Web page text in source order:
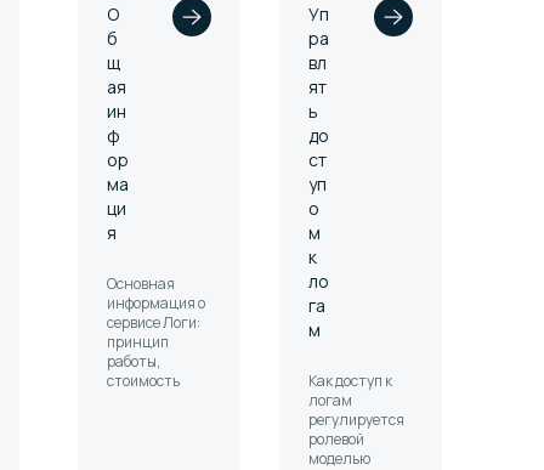
О
б
щ
ая
ин
ф
ор
ма
ци
я
Основная
информация о
сервисе Логи:
принцип
работы,
стоимость
Уп
ра
вл
ят
ь
до
ст
уп
о
м
к
ло
га
м
Как доступ к
логам
регулируется
ролевой
моделью